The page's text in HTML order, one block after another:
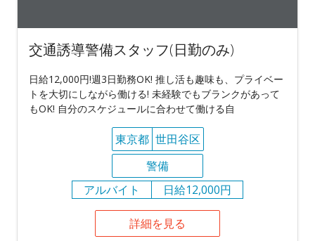
交通誘導警備スタッフ(日勤のみ)
日給12,000円!週3日勤務OK! 推し活も趣味も、プライベー
トを大切にしながら働ける! 未経験でもブランクがあって
もOK! 自分のスケジュールに合わせて働ける自
東京都 世田谷区
警備
アルバイト
日給12,000円
詳細を見る